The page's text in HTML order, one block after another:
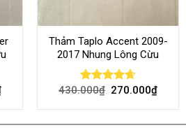
Thảm Taplo Accent 2009-
2017 Nhung Lông Cừu
Rated 4.64
430.000₫ 270.000₫